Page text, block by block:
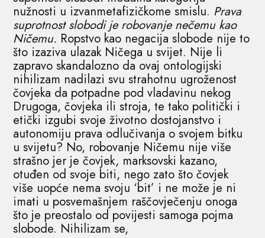
nužnosti u izvanmetafizičkome smislu. Prava
suprotnost slobodi je robovanje nečemu kao
Ničemu. Ropstvo kao negacija slobode nije to
što izaziva ulazak Ničega u svijet. Nije li
zapravo skandalozno da ovaj ontologijski
nihilizam nadilazi svu strahotnu ugroženost
čovjeka da potpadne pod vladavinu nekog
Drugoga, čovjeka ili stroja, te tako politički i
etički izgubi svoje životno dostojanstvo i
autonomiju prava odlučivanja o svojem bitku
u svijetu? No, robovanje Ničemu nije više
strašno jer je čovjek, marksovski kazano,
otuđen od svoje biti, nego zato što čovjek
više uopće nema svoju ‘bit’ i ne može je ni
imati u posvemašnjem raščovječenju onoga
što je preostalo od povijesti samoga pojma
slobode. Nihilizam se,